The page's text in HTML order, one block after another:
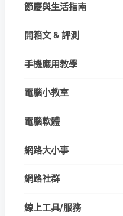
節慶與生活指南
開箱文 & 評測
手機應用教學
電腦小教室
電腦軟體
網路大小事
網路社群
線上工具/服務